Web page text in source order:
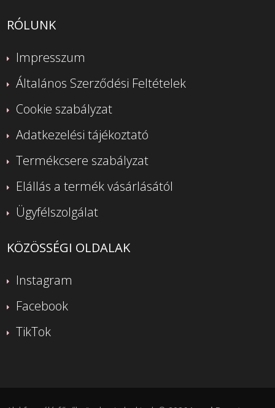
RÓLUNK
Impresszum
Általános Szerződési Feltételek
Cookie szabályzat
Adatkezelési tájékoztató
Termékcsere szabályzat
Elállás a termék vásárlásától
Ügyfélszolgálat
KÖZÖSSÉGI OLDALAK
Instagram
Facebook
TikTok